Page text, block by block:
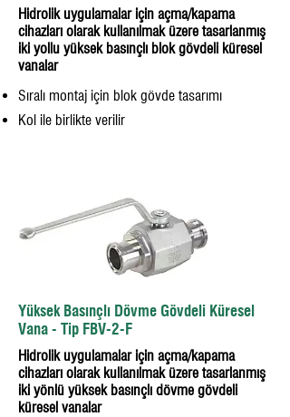
Hidrolik uygulamalar için açma/kapama
cihazları olarak kullanılmak üzere tasarlanmış
iki yollu yüksek basınçlı blok gövdeli küresel
vanalar
Sıralı montaj için blok gövde tasarımı
Kol ile birlikte verilir
Yüksek Basınçlı Dövme Gövdeli Küresel
Vana - Tip FBV-2-F
Hidrolik uygulamalar için açma/kapama
cihazları olarak kullanılmak üzere tasarlanmış
iki yönlü yüksek basınçlı dövme gövdeli
küresel vanalar